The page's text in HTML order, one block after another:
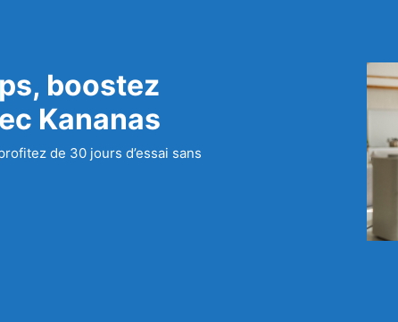
boostez
Kananas
de 30 jours d’essai sans